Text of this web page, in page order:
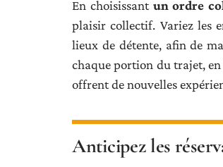
En choisissant un ordre
plaisir collectif. Variez les
lieux de détente, afin de
chaque portion du trajet,
offrent de nouvelles
Anticipez les